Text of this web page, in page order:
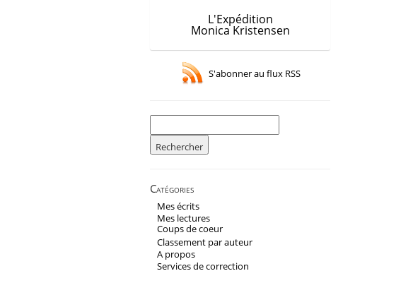
L'Expédition
Monica Kristensen
S'abonner au flux RSS
Rechercher :
Catégories
Mes écrits
Mes lectures
Coups de coeur
Classement par auteur
A propos
Services de correction